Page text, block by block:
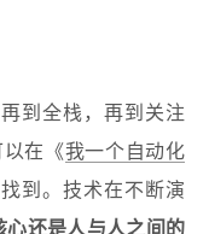
到全栈，再到关注
在《我一个自动化
到。技术在不断演
心还是人与人之间的